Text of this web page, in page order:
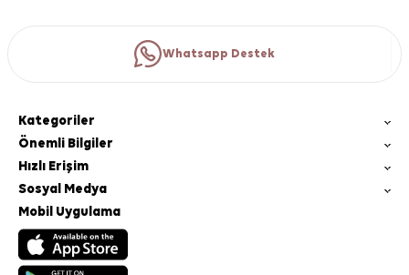
Whatsapp Destek
Kategoriler
Önemli Bilgiler
Hızlı Erişim
Sosyal Medya
Mobil Uygulama